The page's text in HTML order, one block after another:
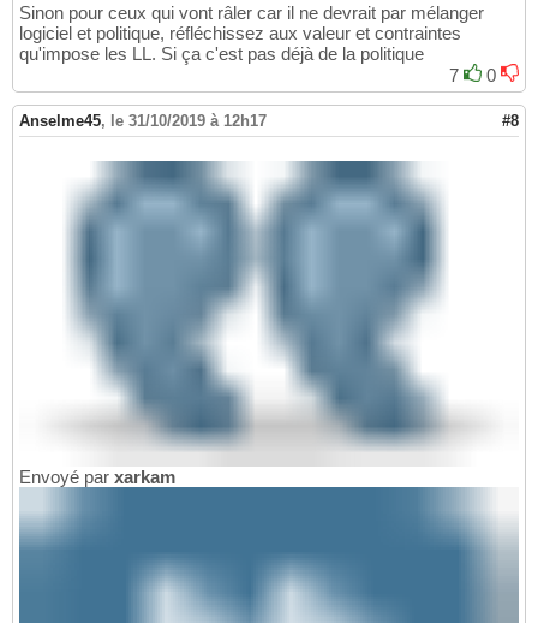
Sinon pour ceux qui vont râler car il ne devrait par mélanger
logiciel et politique, réfléchissez aux valeur et contraintes
qu'impose les LL. Si ça c'est pas déjà de la politique
7
0
Anselme45, le 31/10/2019 à 12h17 #8
Envoyé par xarkam